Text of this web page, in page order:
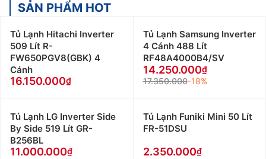
SẢN PHẨM HOT
Tủ Lạnh Hitachi Inverter
509 Lít R-
FW650PGV8(GBK) 4
Cánh
16.150.000
Tủ Lạnh Samsung Inverter
4 Cánh 488 Lít
RF48A4000B4/SV
14.250.000
17.350.000-18%
Tủ Lạnh LG Inverter Side
By Side 519 Lít GR-
B256BL
11.000.000
Tủ Lạnh Funiki Mini 50 Lít
FR-51DSU
2.350.000